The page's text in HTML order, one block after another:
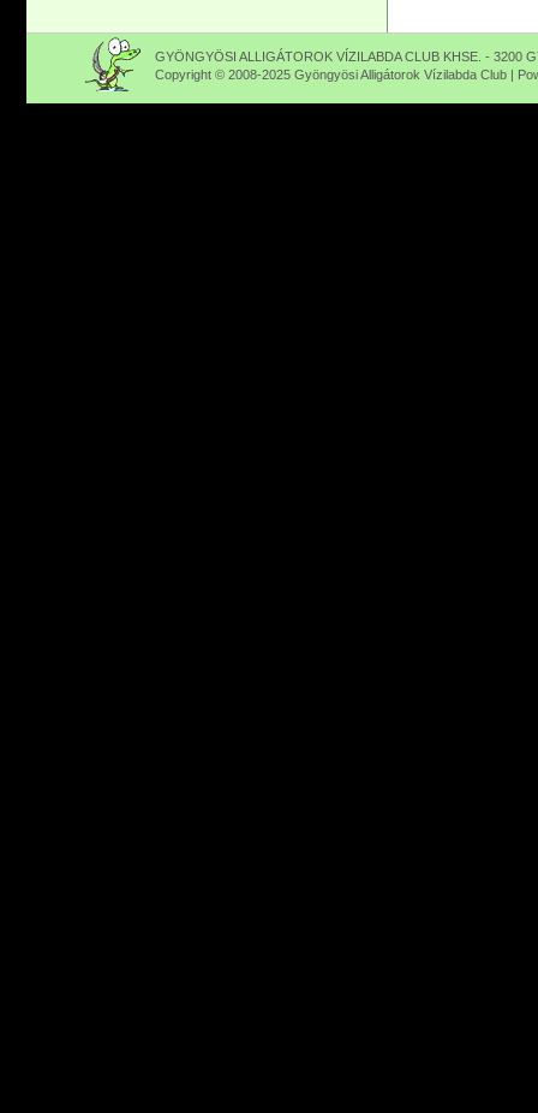
GYÖNGYÖSI ALLIGÁTOROK VÍZILABDA CLUB KHSE. - 3200
Copyright © 2008-2025 Gyöngyösi Alligátorok Vízilabda Club |